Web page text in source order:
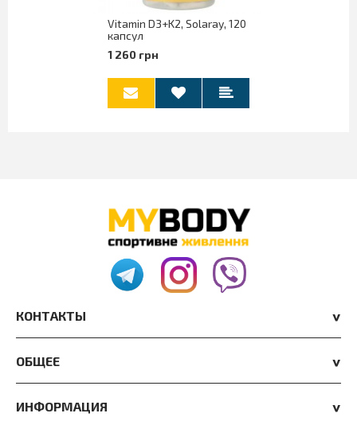
Vitamin D3+K2, Solaray, 120
капсул
1 260 грн
КОНТАКТЫ
ОБЩЕЕ
ИНФОРМАЦИЯ